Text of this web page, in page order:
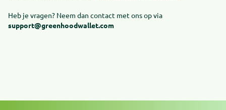
Heb je vragen? Neem dan contact met ons op via
support@greenhoodwallet.com